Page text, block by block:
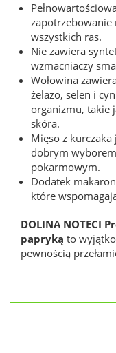
zapotrzebowanie
wszystkich ras.
Nie zawiera
wzmacniaczy
Wołowina
żelazo, selen i
organizmu, takie
skóra.
Mięso z
dobrym
pokarmowym.
Dodatek
które
DOLINA NOTECI
papryką to
pewnością